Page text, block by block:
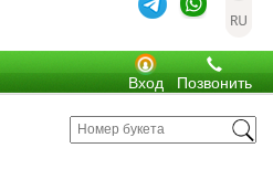
Позвонить
Вход